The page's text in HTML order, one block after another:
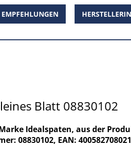
EMPFEHLUNGEN
Blatt 08830102
Idealspaten, aus der
08830102, EAN: